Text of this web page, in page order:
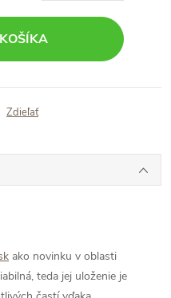
Zdieľať
ako novinku v oblasti
teda jej uloženie je